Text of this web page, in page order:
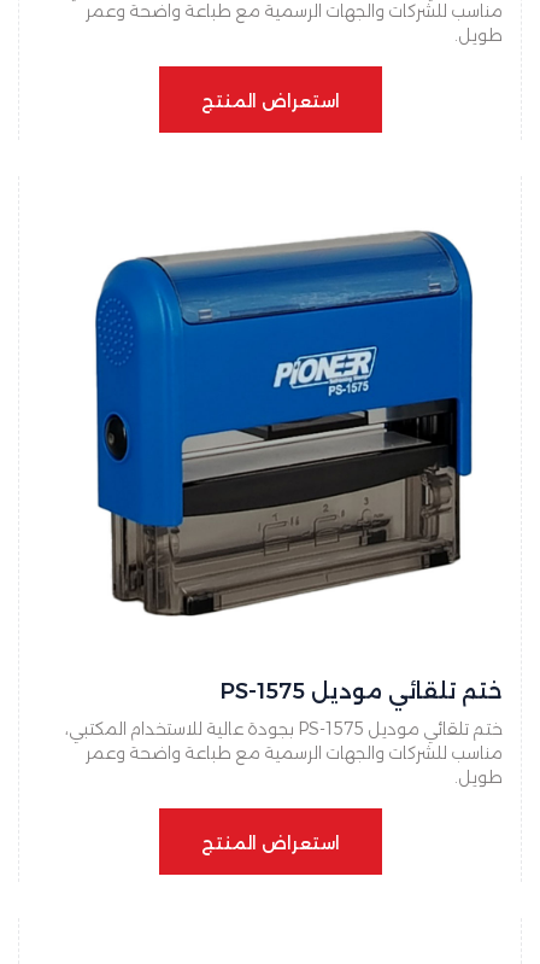
مناسب للشركات والجهات الرسمية مع طباعة واضحة وعمر
طويل.
استعراض المنتج
استعراض المنتج
ختم تلقائي موديل PS-1575
ختم تلقائي موديل PS-1575 بجودة عالية للاستخدام المكتبي،
مناسب للشركات والجهات الرسمية مع طباعة واضحة وعمر
طويل.
استعراض المنتج
استعراض المنتج